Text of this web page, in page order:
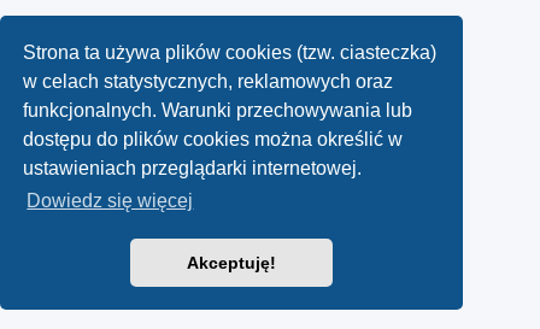
Strona ta używa plików cookies (tzw. ciasteczka)
w celach statystycznych, reklamowych oraz
funkcjonalnych. Warunki przechowywania lub
dostępu do plików cookies można określić w
ustawieniach przeglądarki internetowej.
Dowiedz się więcej
Akceptuję!